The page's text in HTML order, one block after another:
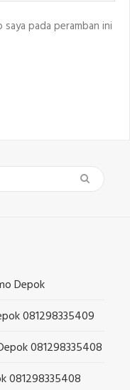
pada peramban ini
Depok
081298335409
081298335408
081298335408